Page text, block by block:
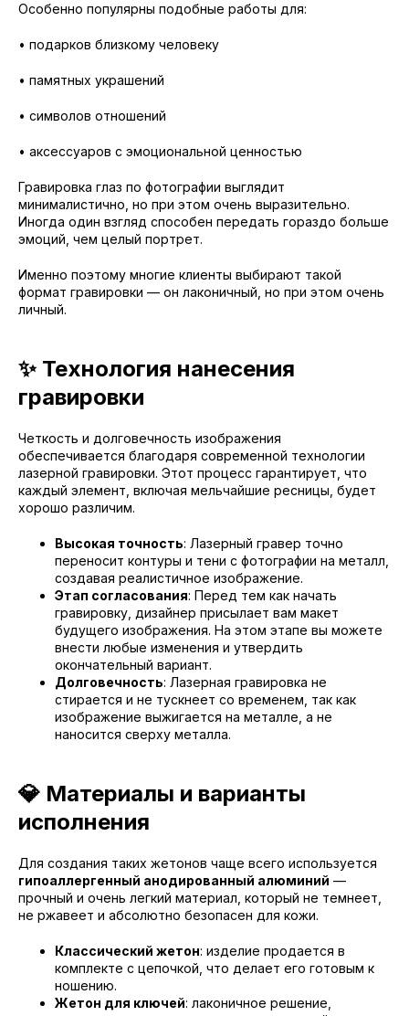
Особенно популярны подобные работы для:
• подарков близкому человеку
• памятных украшений
• символов отношений
• аксессуаров с эмоциональной ценностью
Гравировка глаз по фотографии выглядит
минималистично, но при этом очень выразительно.
Иногда один взгляд способен передать гораздо больше
эмоций, чем целый портрет.
Именно поэтому многие клиенты выбирают такой
формат гравировки — он лаконичный, но при этом очень
личный.
✨ Технология нанесения
гравировки
Четкость и долговечность изображения
обеспечивается благодаря современной технологии
лазерной гравировки. Этот процесс гарантирует, что
каждый элемент, включая мельчайшие ресницы, будет
хорошо различим.
Высокая точность: Лазерный гравер точно
переносит контуры и тени с фотографии на металл,
создавая реалистичное изображение.
Этап согласования: Перед тем как начать
гравировку, дизайнер присылает вам макет
будущего изображения. На этом этапе вы можете
внести любые изменения и утвердить
окончательный вариант.
Долговечность: Лазерная гравировка не
стирается и не тускнеет со временем, так как
изображение выжигается на металле, а не
наносится сверху металла.
💎 Материалы и варианты
исполнения
Для создания таких жетонов чаще всего используется
гипоаллергенный анодированный алюминий —
прочный и очень легкий материал, который не темнеет,
не ржавеет и абсолютно безопасен для кожи.
Классический жетон: изделие продается в
комплекте с цепочкой, что делает его готовым к
ношению.
Жетон для ключей: лаконичное решение,